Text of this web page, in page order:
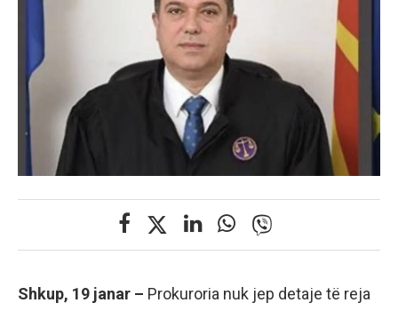
Shkup, 19 janar – Prokuroria nuk jep detaje të reja